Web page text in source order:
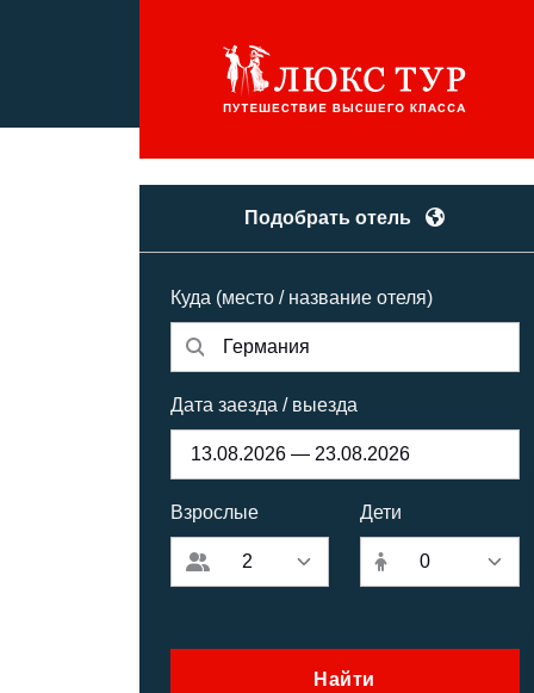
Подобрать отель
Куда (место / название отеля)
Дата заезда / выезда
Взрослые Дети
Найти